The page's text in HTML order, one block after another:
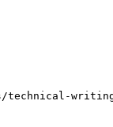
technical-